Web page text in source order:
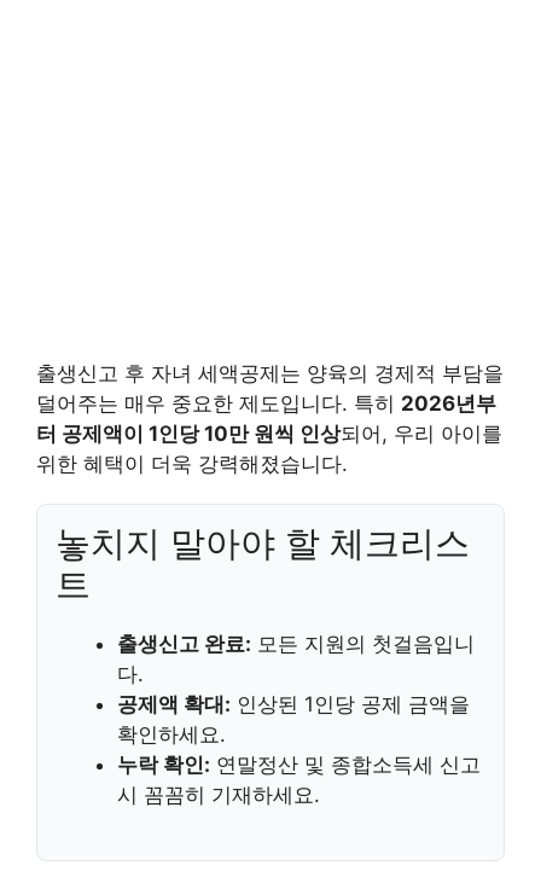
출생신고 후 자녀 세액공제는 양육의 경제적 부담을
덜어주는 매우 중요한 제도입니다. 특히 2026년부
터 공제액이 1인당 10만 원씩 인상되어, 우리 아이를
위한 혜택이 더욱 강력해졌습니다.
놓치지 말아야 할 체크리스
트
출생신고 완료: 모든 지원의 첫걸음입니
다.
공제액 확대: 인상된 1인당 공제 금액을
확인하세요.
누락 확인: 연말정산 및 종합소득세 신고
시 꼼꼼히 기재하세요.